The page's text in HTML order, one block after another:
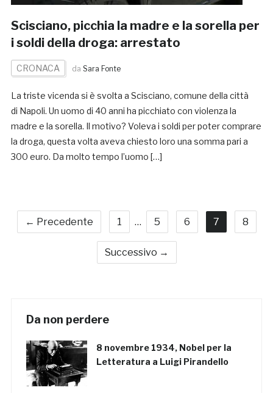
Scisciano, picchia la madre e la sorella per
i soldi della droga: arrestato
CRONACA da Sara Fonte
La triste vicenda si è svolta a Scisciano, comune della città
di Napoli. Un uomo di 40 anni ha picchiato con violenza la
madre e la sorella. Il motivo? Voleva i soldi per poter comprare
la droga, questa volta aveva chiesto loro una somma pari a
300 euro. Da molto tempo l’uomo […]
← Precedente 1 … 5 6 7 8
Successivo →
Da non perdere
8 novembre 1934, Nobel per la
Letteratura a Luigi Pirandello